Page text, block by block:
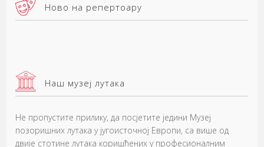
Ново на репертоару
Наш музеј лутака
Не пропустите прилику, да посјетите једини Музеј
позоришних лутака у југоисточној Европи, са више од
двије стотине лутака коришћених у професионалним